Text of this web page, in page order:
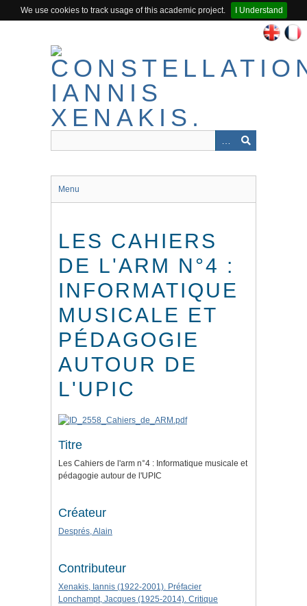
We use cookies to track usage of this academic project.
I Understand
Menu
LES CAHIERS
DE L'ARM N°4 :
INFORMATIQUE
MUSICALE ET
PÉDAGOGIE
AUTOUR DE
L'UPIC
Titre
Les Cahiers de l'arm n°4 : Informatique musicale et
pédagogie autour de l'UPIC
Créateur
Després, Alain
Contributeur
Xenakis, Iannis (1922-2001). Préfacier
Lonchampt, Jacques (1925-2014). Critique